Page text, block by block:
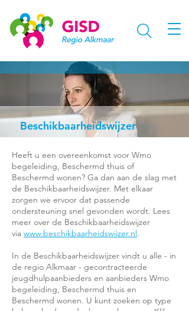
Beschikbaarheidswijzer
Heeft u een overeenkomst voor Wmo
begeleiding, Beschermd thuis of
Beschermd wonen? Ga dan aan de slag met
de Beschikbaarheidswijzer. Met elkaar
zorgen we ervoor dat passende
ondersteuning snel gevonden wordt. Lees
meer over de Beschikbaarheidswijzer
via www.beschikbaarheidswijzer.nl.
In de Beschikbaarheidswijzer vindt u alle - in
de regio Alkmaar - gecontracteerde
jeugdhulpaanbieders en aanbieders Wmo
begeleiding, Beschermd thuis en
Beschermd wonen. U kunt zoeken op type